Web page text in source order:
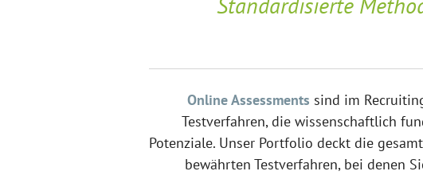
Online Assessments sind im
Testverfahren, die wissenschaftlich
Potenziale. Unser Portfolio deckt die
bewährten Testverfahren, bei denen